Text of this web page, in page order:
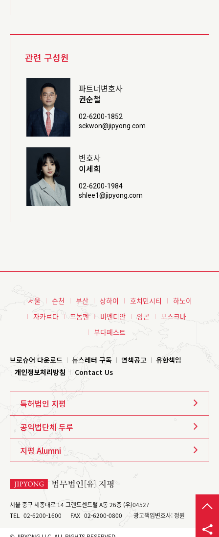
관련 구성원
파트너변호사
권순철
02-6200-1852
sckwon@jipyong.com
변호사
이세희
02-6200-1984
shlee1@jipyong.com
서울 순천 부산 상하이 호치민시티
하노이
자카르타
프놈펜 비엔티안 양곤
모스크바
부다페스트
브로슈어 다운로드 뉴스레터 구독 면책공고
유한책임
개인정보처리방침
Contact Us
특허법인 지평
공익법단체 두루
지평 Alumni
서울 중구 세종대로 14 그랜드센트럴 A동 26층 (우)04527
TEL 02-6200-1600 FAX 02-6200-0800 광고책임변호사: 정원